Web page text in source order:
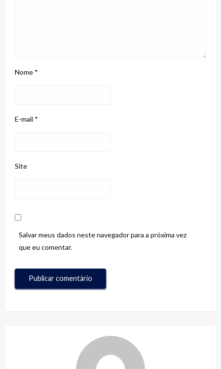
Nome *
E-mail *
Site
Salvar meus dados neste navegador para a próxima vez
que eu comentar.